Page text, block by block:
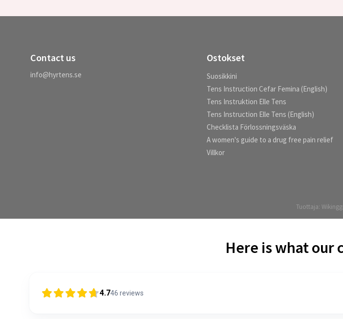
Contact us
info@hyrtens.se
Ostokset
Suosikkini
Tens Instruction Cefar Femina (English)
Tens Instruktion Elle Tens
Tens Instruction Elle Tens (English)
Checklista Förlossningsväska
A women's guide to a drug free pain relief
Villkor
Tuottaja:
Here is what our
4.746 reviews